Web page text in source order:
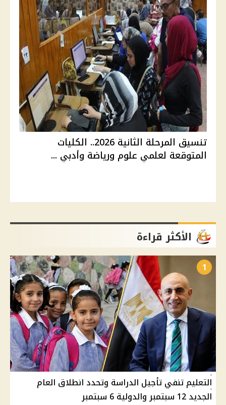
تنسيق المرحلة الثانية 2026.. الكليات
المتوقعة لعلمي علوم ورياضة وأدبي ...
الأكثر قراءة
1
التعليم تنفي تأجيل الدراسة وتحدد انطلاق العام
الجديد 12 سبتمبر والدولية 6 سبتمبر